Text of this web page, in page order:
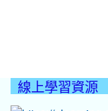
線上學習資源